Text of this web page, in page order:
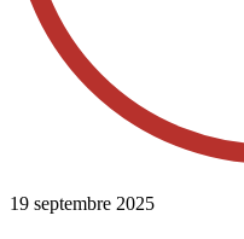
19 septembre 2025